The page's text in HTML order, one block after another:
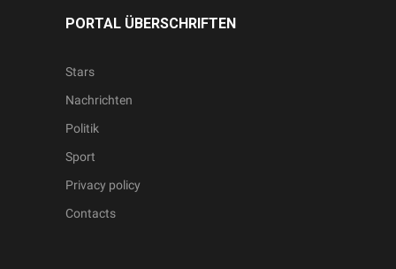
PORTAL ÜBERSCHRIFTEN
Stars
Nachrichten
Politik
Sport
Privacy policy
Contacts